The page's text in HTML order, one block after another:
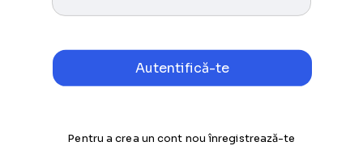
Pentru a crea un cont nou înregistrează-te